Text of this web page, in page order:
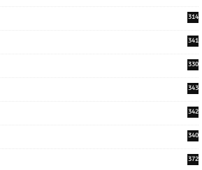
314
341
330
343
342
340
372